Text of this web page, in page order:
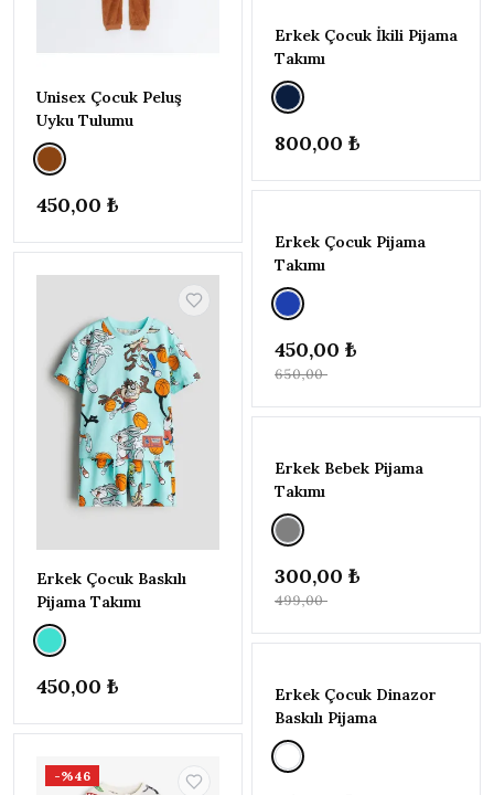
YAŞ
(98-
104CM)
4-5
(104-
116CM)
6-7
YAŞ
(116-
122CM)
7-8
YAŞ
(122-
128CM)
YAŞ
(128-
134CM)
9-10
YAŞ
140CM)
Unisex Çocuk Peluş
Uyku Tulumu
450,00 ₺
Erkek Çocuk Baskılı
Pijama Takımı
450,00 ₺
-%46
Erkek Çocuk İkili Pijama
Takımı
800,00 ₺
-%31
Erkek Çocuk Pijama
Takımı
450,00 ₺
650,00 ₺
-%40
Erkek Bebek Pijama
Takımı
300,00 ₺
499,00 ₺
-%53
Erkek Çocuk Dinazor
Baskılı Pijama